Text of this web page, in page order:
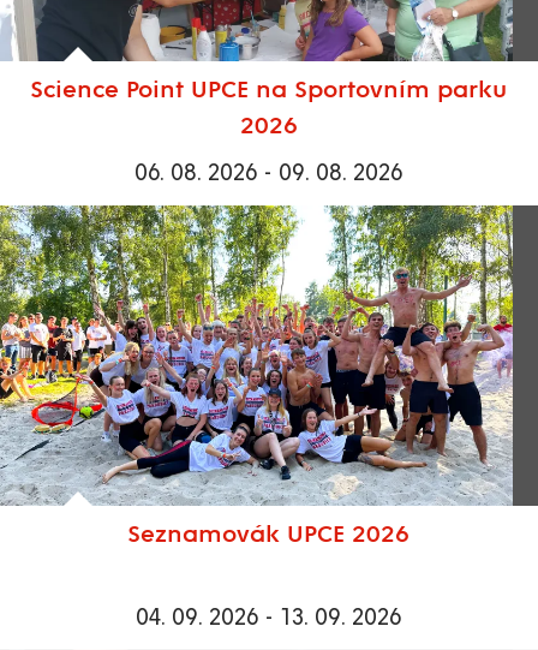
Science Point UPCE na Sportovním parku
2026
06. 08. 2026 - 09. 08. 2026
Seznamovák UPCE 2026
04. 09. 2026 - 13. 09. 2026